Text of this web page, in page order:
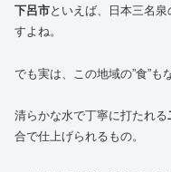
下呂市といえば、日本三名
すよね。
でも実は、この地域の”食”も
清らかな水で丁寧に打たれる
合で仕上げられるもの。